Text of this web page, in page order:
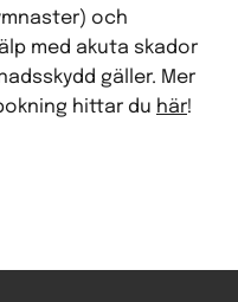
och
med akuta skador
gäller. Mer
hittar du här!